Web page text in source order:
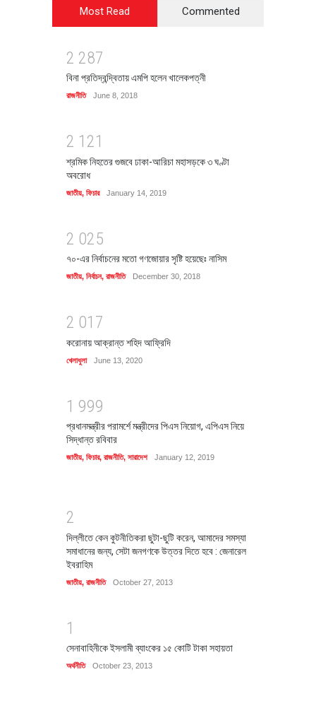
Most Read Commented
2 287
বিনা প্রতিদ্বন্দ্বিতায় এমপি হলেন খালেকপত্নী
রাজনীতি June 8, 2018
2 1 21
শ্রমিক নিহতের গুজবে ঢাকা-আরিচা মহাসড়কে ৩ ঘণ্টা
অবরোধ
জাতীয়, ফিচার January 14, 2019
2 025
৭০-এর নির্বাচনের মতো গণজোয়ার সৃষ্টি হয়েছেঃ নাসিম
জাতীয়, নির্বাচন, রাজনীতি December 30, 2018
2 01 7
করোনায় আক্রান্ত শহিদ আফ্রিদি
খেলাধুলা June 13, 2020
1 999
প্রধানমন্ত্রীর পরামর্শে মন্ত্রীদের পিএস নিয়োগ, এপিএস নিয়ে
সিদ্ধান্ত রবিবার
জাতীয়, ফিচার, রাজনীতি, সারাদেশ January 12, 2019
2
দিল্লীতে কেন কুটনীতিকরা ছুটা-ছুটি করেন, আমাদের সমস্যা
সমাধানের জন্য, সেটা জনগণকে উত্তর দিতে হবে : জেনারেল
ইবরাহিম
জাতীয়, রাজনীতি October 27, 2013
1
সেনাবাহিনীকে ইসলামী ব্যাংকের ১৫ কোটি টাকা সহায়তা
অর্থনীতি October 23, 2013